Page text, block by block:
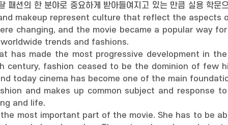
패션의 한 분야로 중요하게 받아들여지고 있는 만큼 실용 학문
and makeup represent culture that reflect the
changing, and the movie became a popular way
trends and fashions.
has made the most progressive development in
century, fashion ceased to be the dominion of few
today cinema has become one of the main
and makes up common subject and response
and life.
most important part of the movie. She has to be